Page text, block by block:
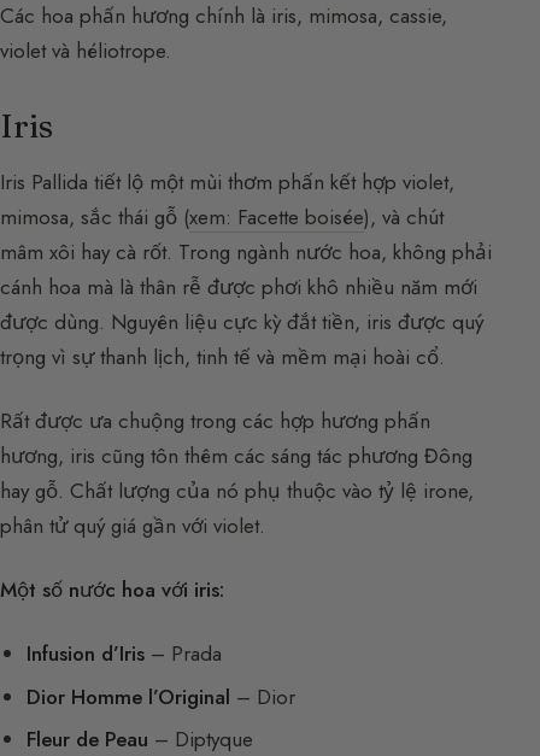
Các hoa phấn hương chính là iris, mimosa, cassie,
violet và héliotrope.
Iris
Iris Pallida tiết lộ một mùi thơm phấn kết hợp violet,
mimosa, sắc thái gỗ (xem: Facette boisée), và chút
mâm xôi hay cà rốt. Trong ngành nước hoa, không phải
cánh hoa mà là thân rễ được phơi khô nhiều năm mới
được dùng. Nguyên liệu cực kỳ đắt tiền, iris được quý
trọng vì sự thanh lịch, tinh tế và mềm mại hoài cổ.
Rất được ưa chuộng trong các hợp hương phấn
hương, iris cũng tôn thêm các sáng tác phương Đông
hay gỗ. Chất lượng của nó phụ thuộc vào tỷ lệ irone,
phân tử quý giá gần với violet.
Một số nước hoa với iris:
Infusion d’Iris – Prada
Dior Homme l’Original – Dior
Fleur de Peau – Diptyque